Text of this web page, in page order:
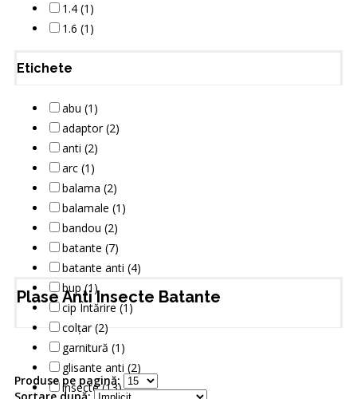
1.4 (1)
1.6 (1)
Etichete
abu (1)
adaptor (2)
anti (2)
arc (1)
balama (2)
balamale (1)
bandou (2)
batante (7)
batante anti (4)
bup (1)
cip Întărire (1)
colțar (2)
garnitură (1)
glisante anti (2)
insecte (13)
Plase Anti Insecte Batante
Produse pe pagină: